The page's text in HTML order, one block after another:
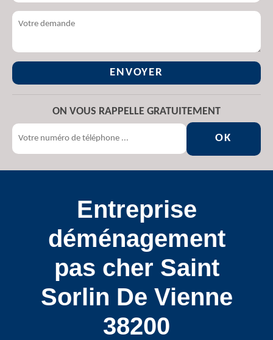
ON VOUS RAPPELLE GRATUITEMENT
Entreprise
déménagement
pas cher Saint
Sorlin De Vienne
38200